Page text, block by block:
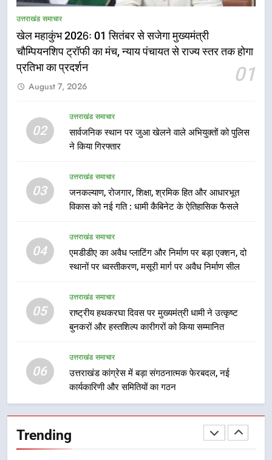
उत्तराखंड समाचार
खेल महाकुंभ 2026ः 01 सितंबर से सजेगा मुख्यमंत्री
चौम्पियनशिप ट्रॉफी का मंच, न्याय पंचायत से राज्य स्तर तक होगा
प्रतिभा का प्रदर्शन
01
August 7, 2026
02
उत्तराखंड समाचार
सार्वजनिक स्थान पर जुआ खेलने वाले अभियुक्तों को पुलिस
ने किया गिरफ्तार
03
उत्तराखंड समाचार
जनकल्याण, रोजगार, शिक्षा, श्रमिक हित और आधारभूत
विकास को नई गति : धामी कैबिनेट के ऐतिहासिक फैसले
04
उत्तराखंड समाचार
एमडीडीए का अवैध प्लाटिंग और निर्माण पर बड़ा एक्शन, दो
स्थानों पर ध्वस्तीकरण, मसूरी मार्ग पर अवैध निर्माण सील
05
उत्तराखंड समाचार
राष्ट्रीय हथकरघा दिवस पर मुख्यमंत्री धामी ने उत्कृष्ट
बुनकरों और हस्तशिल्प कारीगरों को किया सम्मानित
06
उत्तराखंड समाचार
उत्तराखंड कांग्रेस में बड़ा संगठनात्मक फेरबदल, नई
कार्यकारिणी और समितियों का गठन
Trending
राष्ट्रीय हथकरघा दिवस पर मुख्यमंत्री
कारीगरों को किया सम्मानित
उत्तराखंड समाचार
6
का गठन
उत्तराखंड समाचार
देना सरकार की सर्वोच्च प्राथमिकता, आने
वाले महीनों में हजारों पदों पर की जाएगी
भर्ती
उत्तराखंड समाचार
दिल्ली-देहरादून आर्थिक कॉरिडोर से जुड़ी
12 किमी ग्रीनफील्ड बाईपास परियोजना
निर्देश, सुरक्षा मानकों से कोई समझौता
नहींः डीएम
1
खेल महाकुंभ 2026ः 01 सितंबर से सजेगा
न्याय पंचायत से राज्य स्तर तक होगा
प्रतिभा का प्रदर्शन
उत्तराखंड समाचार
अभियुक्तों को पुलिस ने किया गिरफ्तार